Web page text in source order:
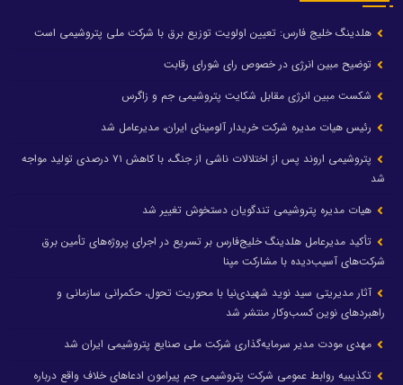
هلدینگ خلیج فارس: تعیین اولویت توزیع برق با شرکت ملی پتروشیمی است
توضیح مبین انرژی در خصوص رای شورای رقابت
شکست مبین انرژی مقابل شکایت پتروشیمی جم و زاگرس
رئیس هیات مدیره شرکت خریدار آلومینای ایران، مدیرعامل شد
پتروشیمی اروند پس از اختلالات ناشی از جنگ، با کاهش ۷۱ درصدی تولید مواجه
شد
هیات مدیره پتروشیمی تندگویان دستخوش تغییر شد
تأکید مدیرعامل هلدینگ خلیج‌فارس بر تسریع در اجرای پروژه‌های تأمین برق
شرکت‌های آسیب‌دیده با مشارکت مپنا
آثار مدیریتی سید نوید شهیدی‌نیا با محوریت تحول، حکمرانی سازمانی و
راهبردهای نوین کسب‌وکار منتشر شد
مهدی مودت مدیر سرمایه‌گذاری شرکت ملی صنایع پتروشیمی ایران شد
تکذیبیه روابط عمومی شرکت پتروشیمی جم پیرامون ادعاهای خلاف واقع درباره